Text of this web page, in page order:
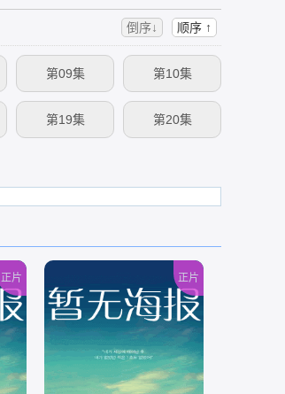
倒序↓ 顺序 ↑
第09集 第10集
第19集 第20集
正片 正片